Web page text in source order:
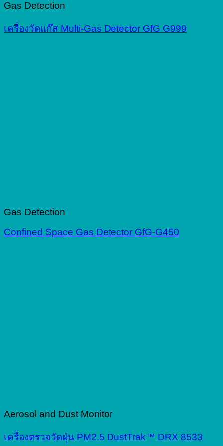
Gas Detection
เครื่องวัดแก๊ส Multi-Gas Detector GfG G999
Gas Detection
Confined Space Gas Detector GfG-G450
Aerosol and Dust Monitor
เครื่องตรวจวัดฝุ่น PM2.5 DustTrak™ DRX 8533